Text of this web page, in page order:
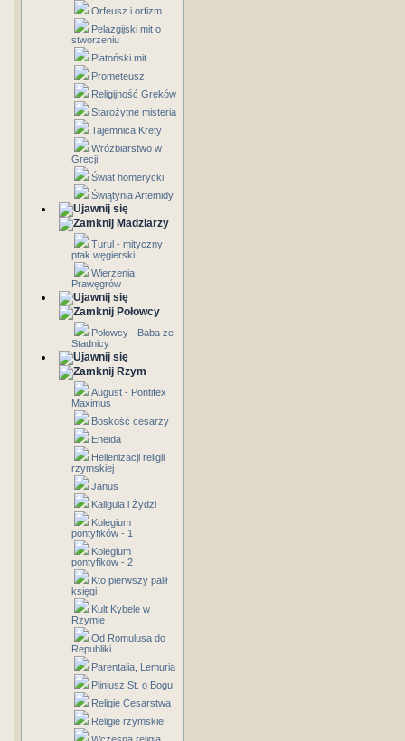
Orfeusz i orfizm
Pelazgijski mit o
stworzeniu
Platoński mit
Prometeusz
Religijność Greków
Starożytne misteria
Tajemnica Krety
Wróżbiarstwo w
Grecji
Świat homerycki
Świątynia Artemidy
Madziarzy
Turul - mityczny
ptak węgierski
Wierzenia
Prawęgrów
Połowcy
Połowcy - Baba ze
Stadnicy
Rzym
August - Pontifex
Maximus
Boskość cesarzy
Eneida
Hellenizacji religii
rzymskiej
Janus
Kaligula i Żydzi
Kolegium
pontyfików - 1
Kolegium
pontyfików - 2
Kto pierwszy palił
księgi
Kult Kybele w
Rzymie
Od Romulusa do
Republiki
Parentalia, Lemuria
Pliniusz St. o Bogu
Religie Cesarstwa
Religie rzymskie